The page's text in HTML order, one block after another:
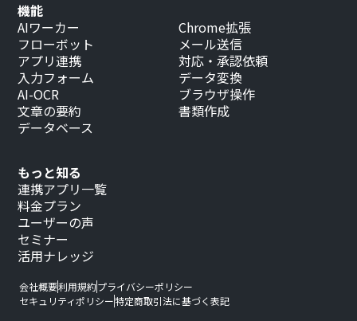
もっと知る
連携アプリ一覧
料金プラン
ユーザーの声
セミナー
活用ナレッジ
機能
AIワーカー
フローボット
アプリ連携
入力フォーム
AI-OCR
文章の要約
データベース
Chrome拡張
メール送信
対応・承認依頼
データ変換
ブラウザ操作
書類作成
会社概要利用規約プライバシーポリシー
セキュリティポリシー特定商取引法に基づく表記